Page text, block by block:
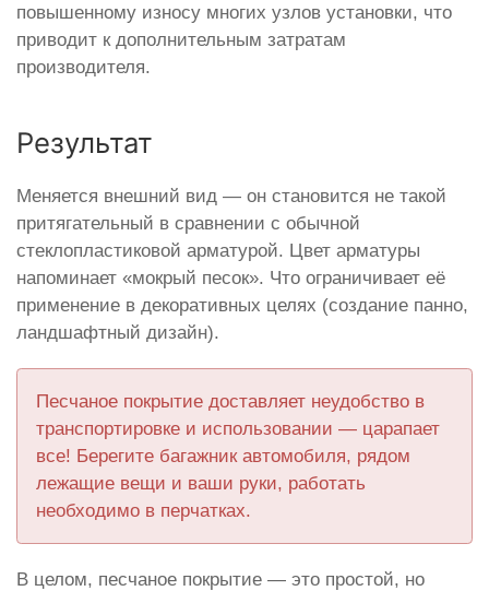
повышенному износу многих узлов установки, что
приводит к дополнительным затратам
производителя.
Результат
Меняется внешний вид — он становится не такой
притягательный в сравнении с обычной
стеклопластиковой арматурой. Цвет арматуры
напоминает «мокрый песок». Что ограничивает её
применение в декоративных целях (создание панно,
ландшафтный дизайн).
Песчаное покрытие доставляет неудобство в
транспортировке и использовании — царапает
все! Берегите багажник автомобиля, рядом
лежащие вещи и ваши руки, работать
необходимо в перчатках.
В целом, песчаное покрытие — это простой, но